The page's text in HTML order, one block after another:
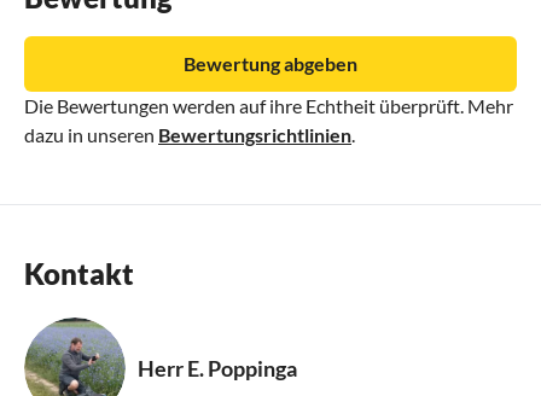
Die Bewertungen werden auf ihre Echtheit überprüft. Mehr
dazu in unseren Bewertungsrichtlinien
Bewertung abgeben
Kontakt
Herr E. Poppinga